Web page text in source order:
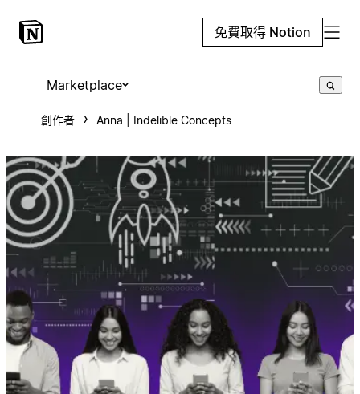
免費取得 Notion
Marketplace
創作者 Anna | Indelible Concepts